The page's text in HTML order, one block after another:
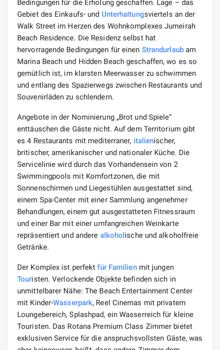
Bedingungen für die Erholung geschaffen. Lage – das
Gebiet des Einkaufs- und Unterhaltungsviertels an der
Walk Street im Herzen des Wohnkomplexes Jumeirah
Beach Residence. Die Residenz selbst hat
hervorragende Bedingungen für einen Strandurlaubam
Marina Beach und Hidden Beach geschaffen, wo es so
gemütlich ist, im klarsten Meerwasser zu schwimmen
und entlang des Spazierwegs zwischen Restaurants und
Souvenirläden zu schlendern.
Angebote in der Nominierung „Brot und Spiele“
enttäuschen die Gäste nicht. Auf dem Territorium gibt
es 4 Restaurants mit mediterraner, italienischer,
britischer, amerikanischer und nationaler Küche. Die
Servicelinie wird durch das Vorhandensein von 2
Swimmingpools mit Komfortzonen, die mit
Sonnenschirmen und Liegestühlen ausgestattet sind,
einem Spa-Center mit einer Sammlung angenehmer
Behandlungen, einem gut ausgestatteten Fitnessraum
und einer Bar mit einer umfangreichen Weinkarte
repräsentiert und andere alkoholische und alkoholfreie
Getränke.
Der Komplex ist perfektfür Familienmit jungen
Touristen. Verlockende Objekte befinden sich in
unmittelbarer Nähe: The Beach Entertainment Center
mit Kinder-Wasserpark, Reel Cinemas mit privatem
Loungebereich, Splashpad, ein Wasserreich für kleine
Touristen. Das Rotana Premium Class Zimmer bietet
exklusiven Service für die anspruchsvollsten Gäste, was